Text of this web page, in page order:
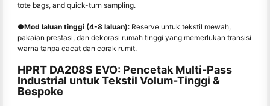
tote bags, and quick-turn sampling.
●Mod laluan tinggi (4-8 laluan): Reserve untuk tekstil mewah,
pakaian prestasi, dan dekorasi rumah tinggi yang memerlukan transisi
warna tanpa cacat dan corak rumit.
HPRT DA208S EVO: Pencetak Multi-Pass
Industrial untuk Tekstil Volum-Tinggi &
Bespoke